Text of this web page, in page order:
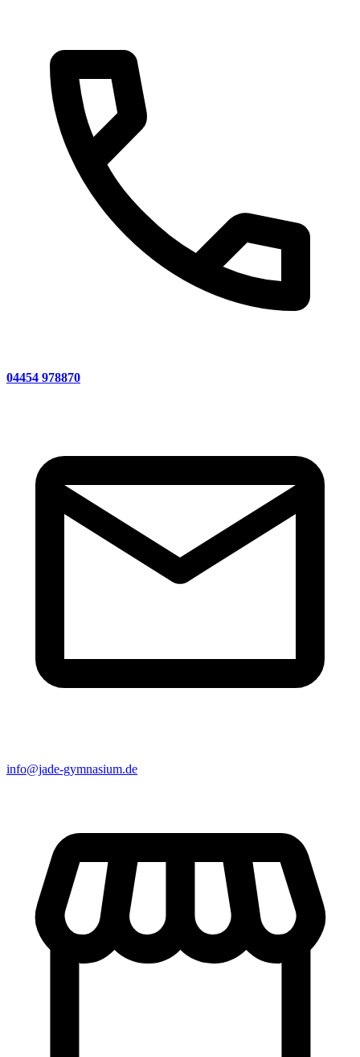
04454 978870
info@jade-gymnasium.de